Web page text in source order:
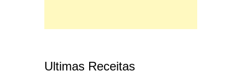
Ultimas Receitas